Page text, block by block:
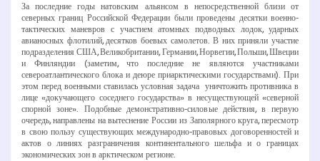
За последние годы натовским альянсом в непосредственной близи от
северных границ Российской Федерации были проведены десятки военно­-
тактических маневров с участием атомных подводных лодок, ударных
авианосных флотилий, десятков боевых самолетов. В них приняли участие
подразделения США, Великобритании, Германии, Норвегии, Польши, Швеции
и Финляндии (заметим, что последние не являются участниками
североатлантического блока и де­юре приарктическими государствами). При
этом перед военными ставилась условная задача ­ уничтожить противника в
лице «докучающего соседнего государства» в несуществующей «северной
спорной зоне». Подобные демонстративно­-силовые действия, в первую
очередь, направлены на вытеснение России из Заполярного круга, пересмотр
в свою пользу существующих международно-­правовых договоренностей и
актов о линиях разграничения континентального шельфа и о границах
экономических зон в арктическом регионе.